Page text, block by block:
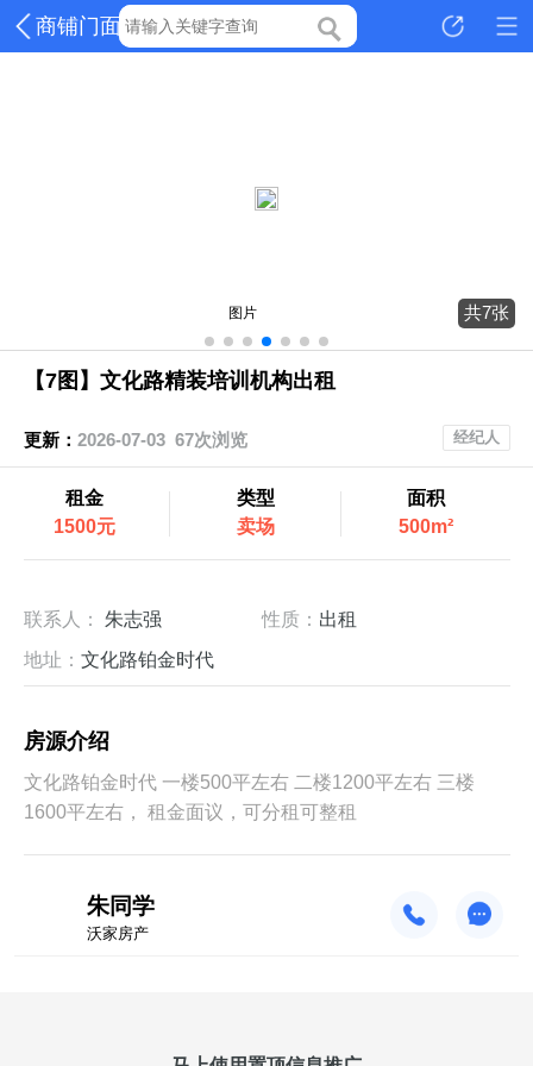
商铺门面
共7张
图片
【7图】文化路精装培训机构出租
更新： 2026-07-03 67次浏览 经纪人
租金
1500元
类型
卖场
面积
500m²
联系人： 朱志强 性质： 出租
地址： 文化路铂金时代
房源介绍
文化路铂金时代 一楼500平左右 二楼1200平左右 三楼
1600平左右， 租金面议，可分租可整租
朱同学
沃家房产